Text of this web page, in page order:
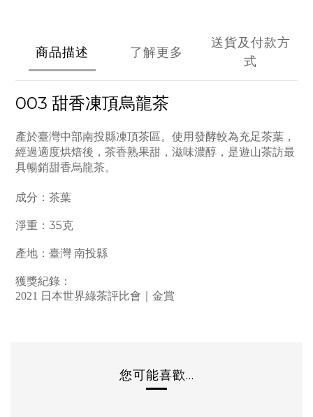
商品描述 了解更多
送貨及付款方
式
003 甜香凍頂烏龍茶
產於臺灣中部南投縣凍頂茶區。使用發酵較為充足茶葉，
經過適度烘焙後，茶香熟果甜，滋味濃醇，是遊山茶訪最
具暢銷甜香烏龍茶。
成分：茶葉
淨重：35克
產地：臺灣 南投縣
獲獎紀錄：
2021 日本世界綠茶評比會｜金賞
您可能喜歡...